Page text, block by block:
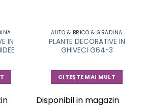
IN
AUTO & BRICO & GRADINA
PLANTE DECORATIVE IN
GHIVECI G64-3
CITEȘTE MAI MULT
Disponibil in magazin